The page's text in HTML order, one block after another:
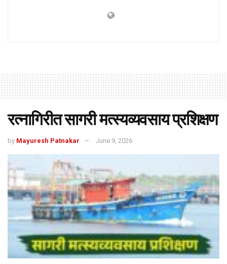
रत्नागिरीत सागरी मत्स्यव्यवसाय प्रशिक्षण
by Mayuresh Patnakar June 9, 2026